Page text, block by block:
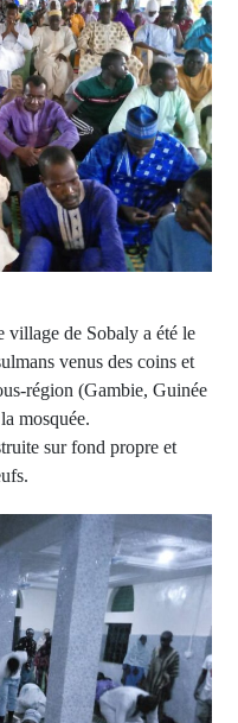
village de Sobaly a été le
venus des coins et
région (Gambie, Guinée
mosquée.
sur fond propre et